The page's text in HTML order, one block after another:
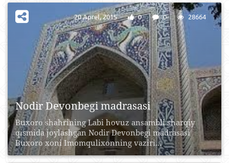
Nodir Devonbegi madrasasi
Buxoro shahrining Labi hovuz ansambli sharqiy
qismida joylashgan Nodir Devonbegi madrasasi
Buxoro xoni Imomqulixonning vaziri...
20 Aprel, 2015 0 0 28664